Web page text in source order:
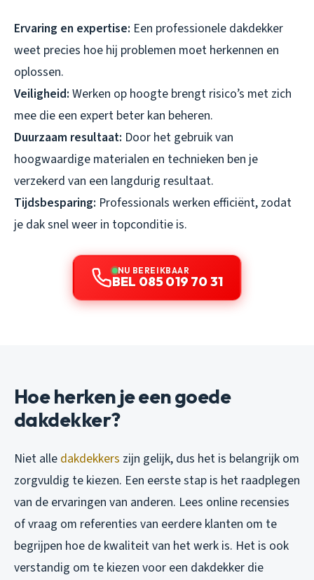
Ervaring en expertise: Een professionele dakdekker
weet precies hoe hij problemen moet herkennen en
oplossen.
Veiligheid: Werken op hoogte brengt risico’s met zich
mee die een expert beter kan beheren.
Duurzaam resultaat: Door het gebruik van
hoogwaardige materialen en technieken ben je
verzekerd van een langdurig resultaat.
Tijdsbesparing: Professionals werken efficiënt, zodat
je dak snel weer in topconditie is.
NU BEREIKBAAR
BEL 085 019 70 31
Hoe herken je een goede
dakdekker?
Niet alle dakdekkers zijn gelijk, dus het is belangrijk om
zorgvuldig te kiezen. Een eerste stap is het raadplegen
van de ervaringen van anderen. Lees online recensies
of vraag om referenties van eerdere klanten om te
begrijpen hoe de kwaliteit van het werk is. Het is ook
verstandig om te kiezen voor een dakdekker die